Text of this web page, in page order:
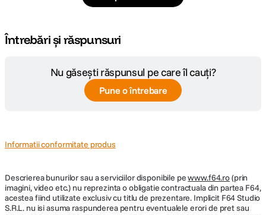
Întrebări și răspunsuri
Nu găsești răspunsul pe care îl cauți?
Pune o întrebare
Informatii conformitate produs
Descrierea bunurilor sau a serviciilor disponibile pewww.f64.ro(prin
imagini, video etc.) nu reprezinta o obligatie contractuala din partea F64,
acestea fiind utilizate exclusiv cu titlu de prezentare. Implicit F64 Studio
S.R.L. nu isi asuma raspunderea pentru eventualele erori de pret sau